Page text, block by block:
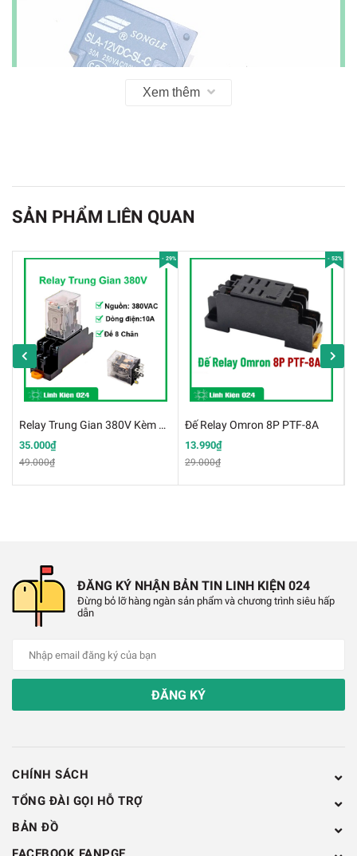
Relay Songle SLA 30A - 12V 6 Chân Màu Xanh
Thông số kỹ thuật của Rơ le 12v 30a
✔️Điện áp cuộn dây: 12V
30A - 250 VAC
Xem thêm
SẢN PHẨM LIÊN QUAN
- 29%
Relay Trung Gian 380V Kèm Đế 8P 10A
35.000₫
49.000₫
- 52%
Đế Relay Omron 8P PTF-8A
13.990₫
29.000₫
ĐĂNG KÝ NHẬN BẢN TIN LINH KIỆN 024
Đừng bỏ lỡ hàng ngàn sản phẩm và chương trình siêu hấp
dẫn
ĐĂNG KÝ
CHÍNH SÁCH
TỔNG ĐÀI GỌI HỖ TRỢ
BẢN ĐỒ